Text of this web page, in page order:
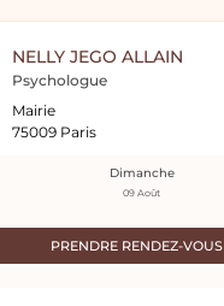
NELLY JEGO ALLAIN
Psychologue
Mairie
75009 Paris
PRENDRE RENDEZ-VOUS
Dimanche
09 Août